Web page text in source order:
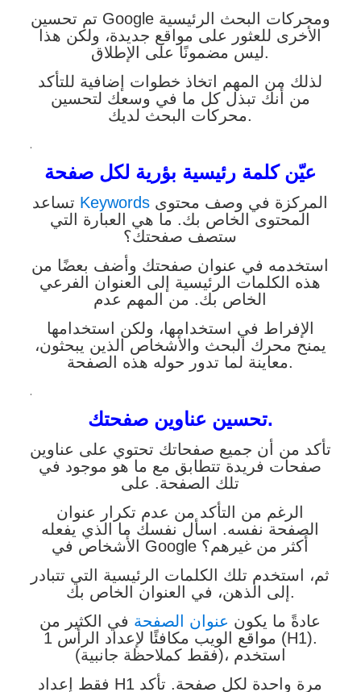
تم تحسين Google ومحركات البحث الرئيسية
الأخرى للعثور على مواقع جديدة، ولكن هذا
ليس مضمونًا على الإطلاق.
لذلك من المهم اتخاذ خطوات إضافية للتأكد
من أنك تبذل كل ما في وسعك لتحسين
محركات البحث لديك.
.
عيّن كلمة رئيسية بؤرية لكل صفحة
Keywords
المحتوى الخاص بك. ما هي العبارة التي
ستصف صفحتك؟
استخدمه في عنوان صفحتك وأضف بعضًا من
هذه الكلمات الرئيسية إلى العنوان الفرعي
الخاص بك. من المهم عدم
الإفراط في استخدامها، ولكن استخدامها
يمنح محرك البحث والأشخاص الذين يبحثون،
معاينة لما تدور حوله هذه الصفحة.
.
تحسين عناوين صفحتك.
تأكد من أن جميع صفحاتك تحتوي على عناوين
صفحات فريدة تتطابق مع ما هو موجود في
تلك الصفحة. على
الرغم من التأكد من عدم تكرار عنوان
الصفحة نفسه. اسأل نفسك ما الذي يفعله
الأشخاص في Google أكثر من غيرهم؟
ثم، استخدم تلك الكلمات الرئيسية التي تتبادر
إلى الذهن، في العنوان الخاص بك.
عادةً ما يكون عنوان الصفحة في الكثير من
مواقع الويب مكافئًا لإعداد الرأس 1 (H1).
(فقط كملاحظة جانبية)، استخدم
فقط إعداد H1 مرة واحدة لكل صفحة. تأكد